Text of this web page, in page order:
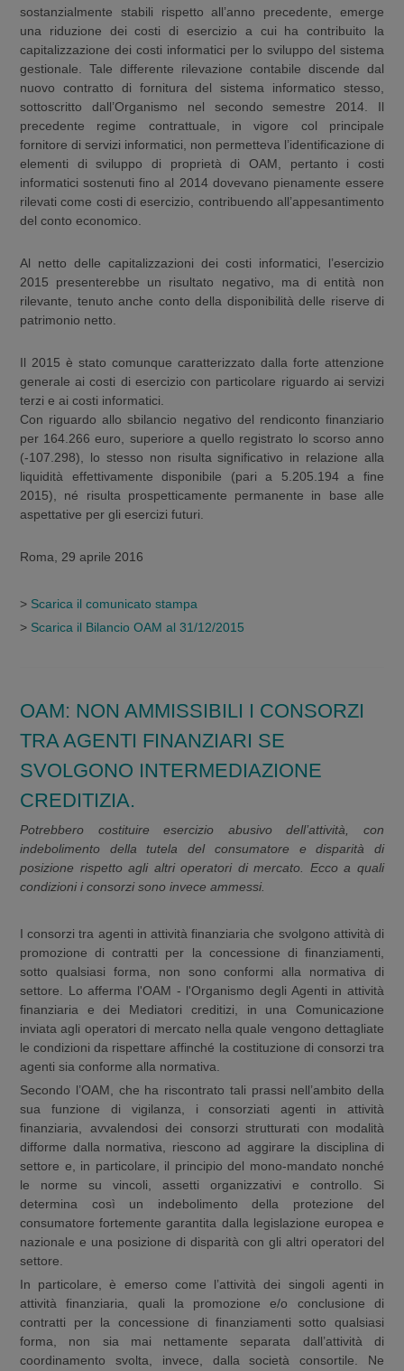
sostanzialmente stabili rispetto all’anno precedente, emerge
una riduzione dei costi di esercizio a cui ha contribuito la
capitalizzazione dei costi informatici per lo sviluppo del sistema
gestionale. Tale differente rilevazione contabile discende dal
nuovo contratto di fornitura del sistema informatico stesso,
sottoscritto dall’Organismo nel secondo semestre 2014. Il
precedente regime contrattuale, in vigore col principale
fornitore di servizi informatici, non permetteva l’identificazione di
elementi di sviluppo di proprietà di OAM, pertanto i costi
informatici sostenuti fino al 2014 dovevano pienamente essere
rilevati come costi di esercizio, contribuendo all’appesantimento
del conto economico.
Al netto delle capitalizzazioni dei costi informatici, l’esercizio
2015 presenterebbe un risultato negativo, ma di entità non
rilevante, tenuto anche conto della disponibilità delle riserve di
patrimonio netto.
Il 2015 è stato comunque caratterizzato dalla forte attenzione
generale ai costi di esercizio con particolare riguardo ai servizi
terzi e ai costi informatici.
Con riguardo allo sbilancio negativo del rendiconto finanziario
per 164.266 euro, superiore a quello registrato lo scorso anno
(-107.298), lo stesso non risulta significativo in relazione alla
liquidità effettivamente disponibile (pari a 5.205.194 a fine
2015), né risulta prospetticamente permanente in base alle
aspettative per gli esercizi futuri.
Roma, 29 aprile 2016
> Scarica il comunicato stampa
> Scarica il Bilancio OAM al 31/12/2015
OAM: NON AMMISSIBILI I CONSORZI
TRA AGENTI FINANZIARI SE
SVOLGONO INTERMEDIAZIONE
CREDITIZIA.
Potrebbero costituire esercizio abusivo dell’attività, con
indebolimento della tutela del consumatore e disparità di
posizione rispetto agli altri operatori di mercato. Ecco a quali
condizioni i consorzi sono invece ammessi.
I consorzi tra agenti in attività finanziaria che svolgono attività di
promozione di contratti per la concessione di finanziamenti,
sotto qualsiasi forma, non sono conformi alla normativa di
settore. Lo afferma l'OAM - l'Organismo degli Agenti in attività
finanziaria e dei Mediatori creditizi, in una Comunicazione
inviata agli operatori di mercato nella quale vengono dettagliate
le condizioni da rispettare affinché la costituzione di consorzi tra
agenti sia conforme alla normativa.
Secondo l’OAM, che ha riscontrato tali prassi nell’ambito della
sua funzione di vigilanza, i consorziati agenti in attività
finanziaria, avvalendosi dei consorzi strutturati con modalità
difforme dalla normativa, riescono ad aggirare la disciplina di
settore e, in particolare, il principio del mono-mandato nonché
le norme su vincoli, assetti organizzativi e controllo. Si
determina così un indebolimento della protezione del
consumatore fortemente garantita dalla legislazione europea e
nazionale e una posizione di disparità con gli altri operatori del
settore.
In particolare, è emerso come l’attività dei singoli agenti in
attività finanziaria, quali la promozione e/o conclusione di
contratti per la concessione di finanziamenti sotto qualsiasi
forma, non sia mai nettamente separata dall’attività di
coordinamento svolta, invece, dalla società consortile. Ne